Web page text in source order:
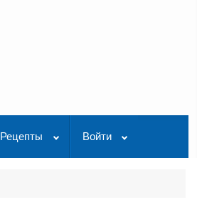
Рецепты Войти